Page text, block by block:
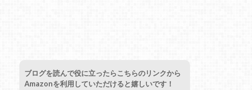
ブログを読んで役に立ったらこちらのリンクから
Amazonを利用していただけると嬉しいです！